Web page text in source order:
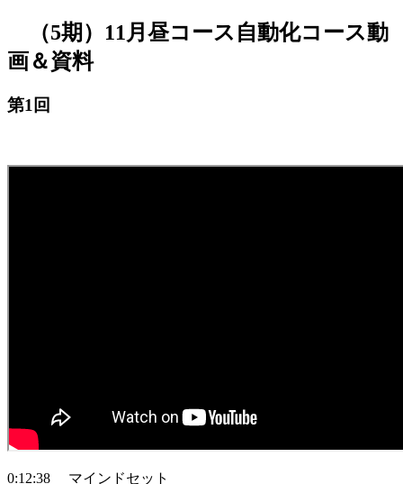
jpca.co
（5期）11月昼コース自動化コース動
画＆資料
第1回
0:12:38 マインドセット